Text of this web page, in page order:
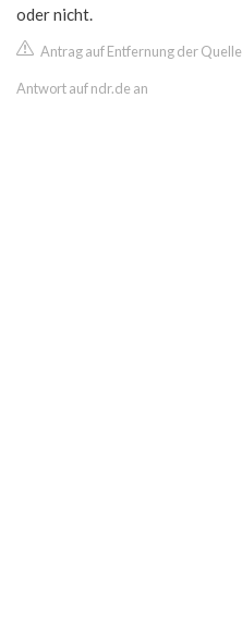
oder nicht.
Antrag auf Entfernung der Quelle
Antwort auf ndr.de an